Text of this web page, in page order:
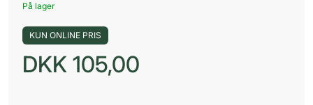
På lager
KUN ONLINE PRIS
DKK 105,00